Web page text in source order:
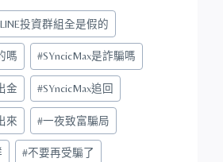
LINE投資群組全是假的
嗎 #SYncicMax是詐騙嗎
金 #SYncicMax追回
來 #一夜致富騙局
#不要再受騙了